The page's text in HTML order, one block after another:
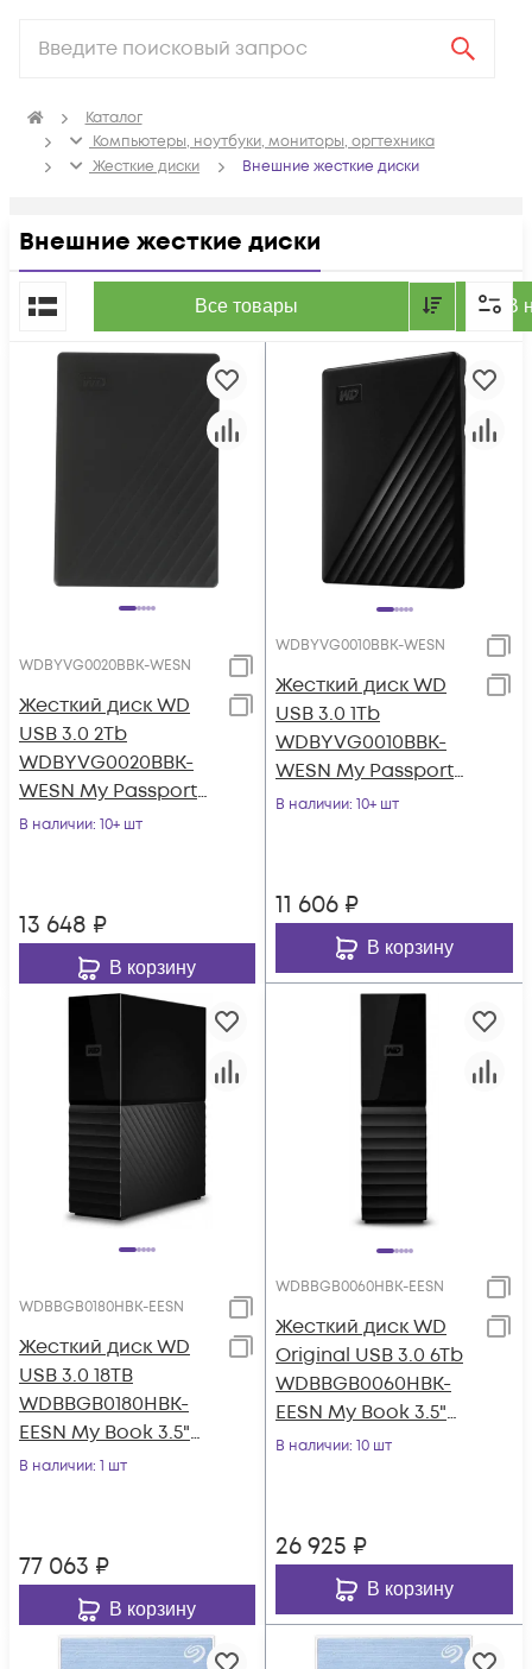
Каталог
Компьютеры, ноутбуки, мониторы, оргтехника
Жесткие диски
Внешние жесткие диски
Внешние жесткие диски
Все товары В
По популярности
WDBYVG0020BBK-WESN
Жесткий диск WD
USB 3.0 2Tb
WDBYVG0020BBK-
WESN My Passport
2.5" черный
В наличии: 10+ шт
13 648 ₽
В корзину
WDBYVG0010BBK-WESN
Жесткий диск WD
USB 3.0 1Tb
WDBYVG0010BBK-
WESN My Passport
2.5" черный
В наличии: 10+ шт
11 606 ₽
В корзину
WDBBGB0180HBK-EESN
Жесткий диск WD
USB 3.0 18TB
WDBBGB0180HBK-
EESN My Book 3.5"
черный
В наличии: 1 шт
77 063 ₽
В корзину
WDBBGB0060HBK-EESN
Жесткий диск WD
Original USB 3.0 6Tb
WDBBGB0060HBK-
EESN My Book 3.5"
черный
В наличии: 10 шт
26 925 ₽
В корзину